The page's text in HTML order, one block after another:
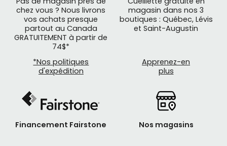
chez vous ? Nous livrons
vos achats presque
partout au Canada
GRATUITEMENT à partir de
74$*
*Nos politiques
d'expédition
magasin dans nos 3
boutiques : Québec, Lévis
et Saint-Augustin
Apprenez-en
plus
Financement Fairstone Nos magasins